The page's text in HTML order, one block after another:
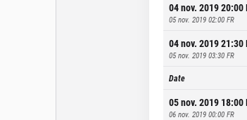
04 nov. 2019 20:00
05 nov. 2019 02:00 FR
04 nov. 2019 21:30
05 nov. 2019 03:30 FR
Date
05 nov. 2019 18:00
06 nov. 2019 00:00 FR